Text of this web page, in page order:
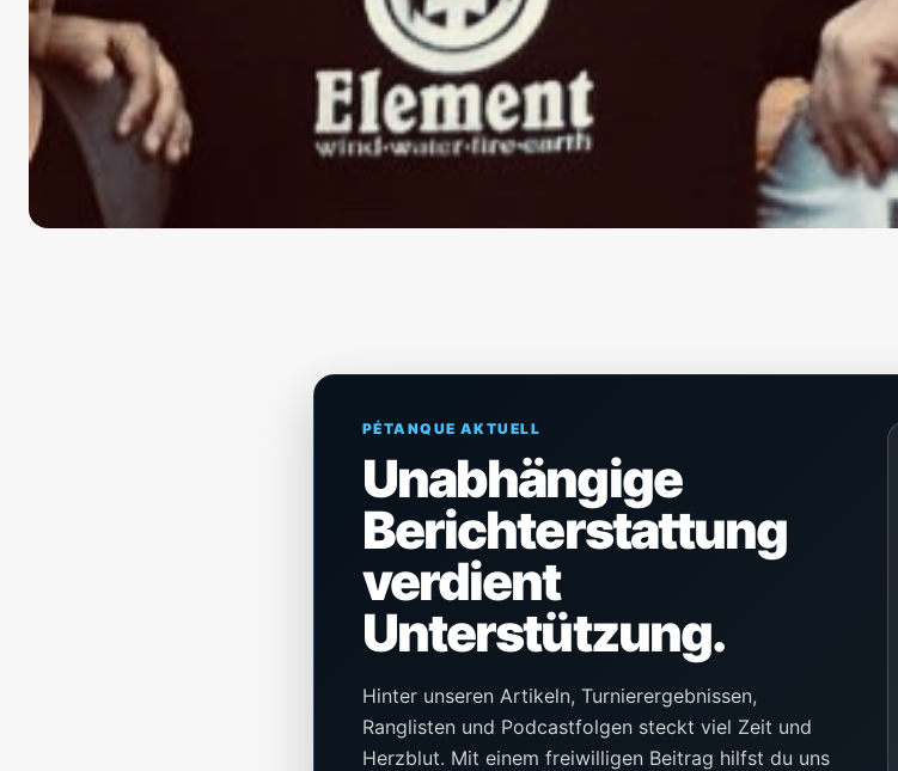
PÉTANQUE AKTUELL
Unabhängige
Berichterstattung
verdient
Unterstützung.
Hinter unseren Artikeln, Turnierergebnissen,
Ranglisten und Podcastfolgen steckt viel Zeit und
Herzblut. Mit einem freiwilligen Beitrag hilfst du uns